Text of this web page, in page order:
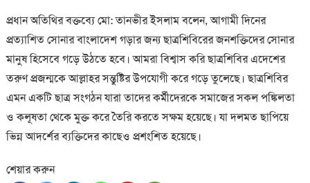
প্রধান অতিথির বক্তব্যে মো: তানভীর ইসলাম বলেন, আগামী দিনের
প্রত্যাশিত সোনার বাংলাদেশ গড়ার জন্য ছাত্রশিবিরের জনশক্তিদের সোনার
মানুষ হিসেবে গড়ে উঠতে হবে। আমরা বিশ্বাস করি ছাত্রশিবির এদেশের
তরুণ প্রজন্মকে আল্লাহর সন্তুষ্টির উপযোগী করে গড়ে তুলেছে। ছাত্রশিবির
এমন একটি ছাত্র সংগঠন যারা তাদের কর্মীদেরকে সমাজের সকল পঙ্কিলতা
ও কলূষতা থেকে মুক্ত করে তৈরি করতে সক্ষম হয়েছে। যা দলমত ছাপিয়ে
ভিন্ন আদর্শের ব্যক্তিদের কাছেও প্রশংশিত হয়েছে।
শেয়ার করুন